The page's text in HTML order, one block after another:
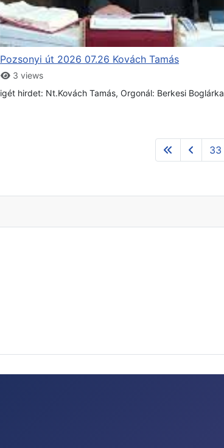
Pozsonyi út 2026 07.26 Kovách Tamás
3 views
igét hirdet: Nt.Kovách Tamás, Orgonál: Berkesi Boglárka
33